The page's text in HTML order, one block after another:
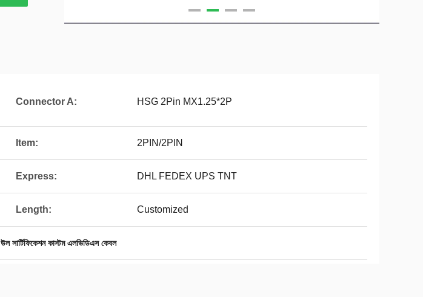
Connector A: HSG 2Pin MX1.25*2P
Item: 2PIN/2PIN
Express: DHL FEDEX UPS TNT
Length: Customized
উল সার্টিফিকেশন কাস্টম এলভিডিএস কেবল